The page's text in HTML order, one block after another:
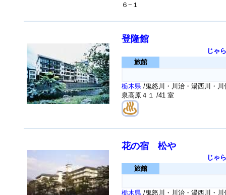
６−１
登隆館
じゃ
旅館
栃木県 /鬼怒川・川治・湯西川・
泉高原４１ /41 室
花の宿 松や
じゃ
旅館
栃木県 /鬼怒川・川治・湯西川・